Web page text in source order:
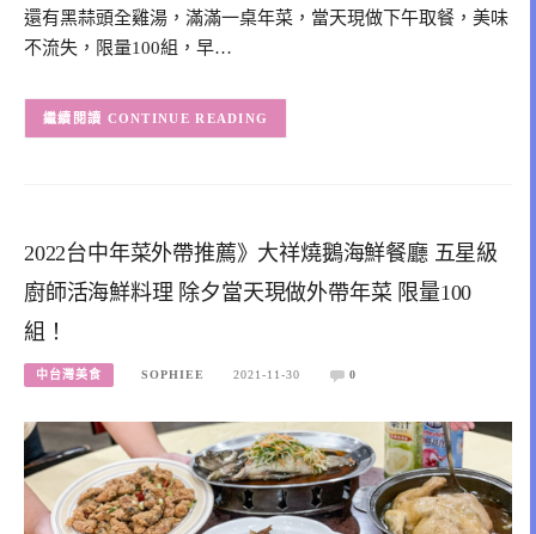
還有黑蒜頭全雞湯，滿滿一桌年菜，當天現做下午取餐，美味
不流失，限量100組，早…
CONTINUE READING
2022台中年菜外帶推薦》大祥燒鵝海鮮餐廳 五星級
廚師活海鮮料理 除夕當天現做外帶年菜 限量100
組！
中台灣美食 SOPHIEE 2021-11-30 0